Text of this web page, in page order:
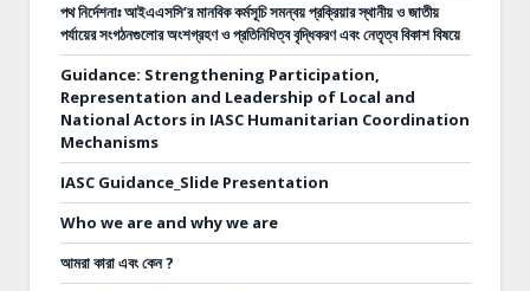
পথ নির্দেশনাঃআইএএসসি’র মানবিক কর্মসূচি সমন্বয় প্রক্রিয়ার স্থানীয় ও জাতীয়
পর্যায়ের সংগঠনগুলোর অংশগ্রহণ ও প্রতিনিধিত্ব বৃদ্ধিকরণ এবং নেতৃত্ব বিকাশ বিষয়ে
Guidance: Strengthening Participation,
Representation and Leadership of Local and
National Actors in IASC Humanitarian Coordination
Mechanisms
IASC Guidance_Slide Presentation
Who we are and why we are
আমরা কারা এবং কেন ?